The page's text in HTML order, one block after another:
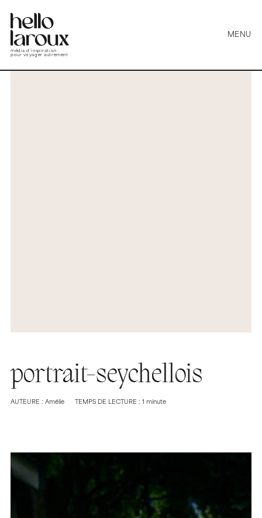
média d’inspiration
pour voyager autrement
MENU
portrait-seychellois
AUTEURE : Amélie TEMPS DE LECTURE : 1 minute